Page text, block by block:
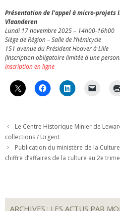
Présentation de l’appel à micro-projets
Vlaanderen
Lundi 17 novembre 2025 – 14h00-16h00
Siège de Région – Salle de l’hémicycle
151 avenue du Président Hoover à Lille
(Inscription obligatoire limitée à une
Inscription en ligne
Le Centre Historique Minier de
collections / Urgent
Publication du ministère de la
chiffre d’affaires de la culture au 2e
ARCHIVES : LES ACTUS PAR